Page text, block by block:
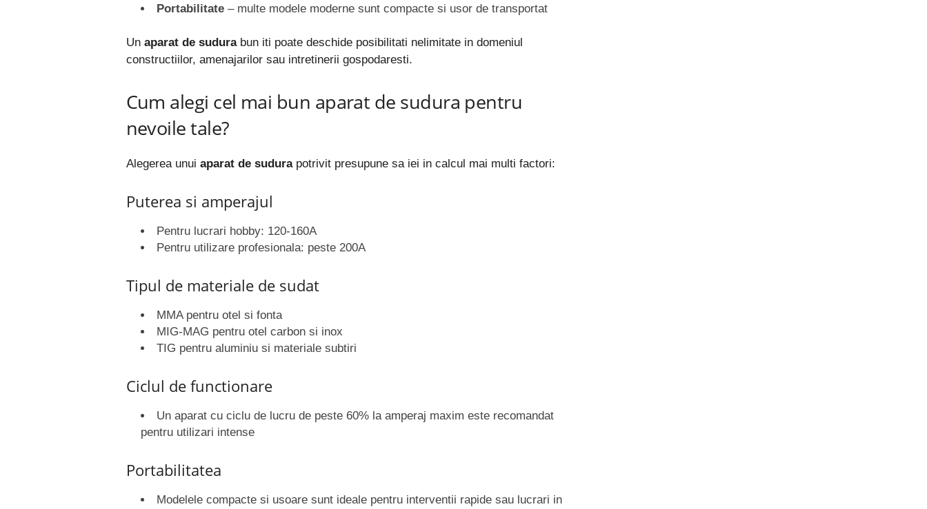
Portabilitate– multe modele moderne sunt compacte si usor de transportat
Un aparat de sudurabun iti poate deschide posibilitati nelimitate in domeniul
constructiilor, amenajarilor sau intretinerii gospodaresti.
Cum alegi cel mai bun aparat de sudura pentru
nevoile tale?
Alegerea unui aparat de sudurapotrivit presupune sa iei in calcul mai multi factori:
Puterea si amperajul
Pentru lucrari hobby: 120-160A
Pentru utilizare profesionala: peste 200A
Tipul de materiale de sudat
MMA pentru otel si fonta
MIG-MAG pentru otel carbon si inox
TIG pentru aluminiu si materiale subtiri
Ciclul de functionare
Un aparat cu ciclu de lucru de peste 60% la amperaj maxim este recomandat
pentru utilizari intense
Portabilitatea
Modelele compacte si usoare sunt ideale pentru interventii rapide sau lucrari in